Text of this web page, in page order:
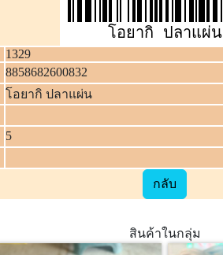
โอยากิ ปลาแผ่น
1329
8858682600832
โอยากิ ปลาแผ่น
5
กลับ
สินค้าในกลุ่ม